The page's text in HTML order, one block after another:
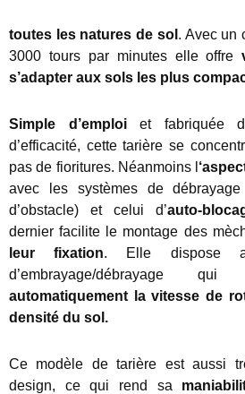
toutes les natures de sol . Avec un
3000 tours par minutes elle offre
s’adapter aux sols les plus
Simple d’emploiet fabriquée
d’efficacité, cette tarière se
pas de fioritures. Néanmoins l
avec les systèmes de
d’obstacle) et celui d’auto-
dernier facilite le montage des
leur fixation. Elle dispose
d’embrayage/débrayage
automatiquement la vitesse de
densité du sol.
Ce modèle de tarière est aussi
design, ce qui rend sa